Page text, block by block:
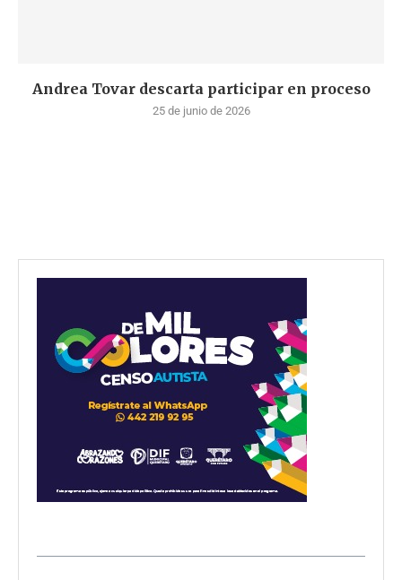
Andrea Tovar descarta participar en proceso
25 de junio de 2026